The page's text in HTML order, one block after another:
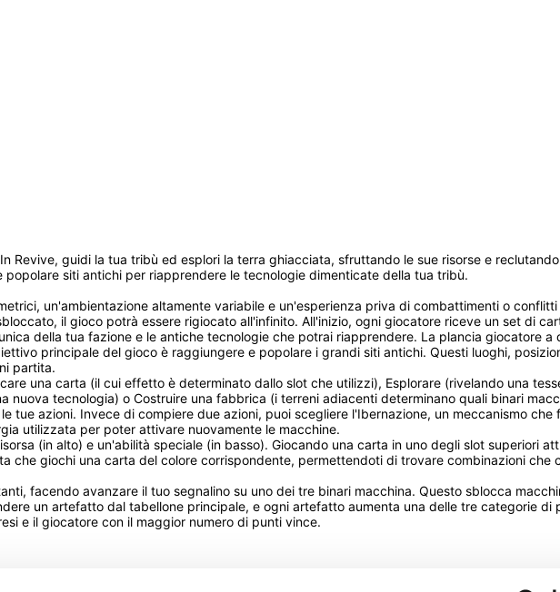
guidi la tua tribù ed esplori la terra ghiacciata, sfruttando le sue risorse e
siti antichi per riapprendere le tecnologie dimenticate della tua tribù.
un'ambientazione altamente variabile e un'esperienza priva di combattimenti o
il gioco potrà essere rigiocato all'infinito. All'inizio, ogni giocatore riceve un set di
della tua fazione e le antiche tecnologie che potrai riapprendere. La plancia giocatore a
principale del gioco è raggiungere e popolare i grandi siti antichi. Questi luoghi,
partita.
una carta (il cui effetto è determinato dallo slot che utilizzi), Esplorare (rivelando una
tecnologia) o Costruire una fabbrica (i terreni adiacenti determinano quali binari
tue azioni. Invece di compiere due azioni, puoi scegliere l'Ibernazione, un meccanismo
utilizzata per poter attivare nuovamente le macchine.
(in alto) e un'abilità speciale (in basso). Giocando una carta in uno degli slot superiori
che giochi una carta del colore corrispondente, permettendoti di trovare combinazioni
facendo avanzare il tuo segnalino su uno dei tre binari macchina. Questo sblocca
un artefatto dal tabellone principale, e ogni artefatto aumenta una delle tre categorie
e il giocatore con il maggior numero di punti vince.